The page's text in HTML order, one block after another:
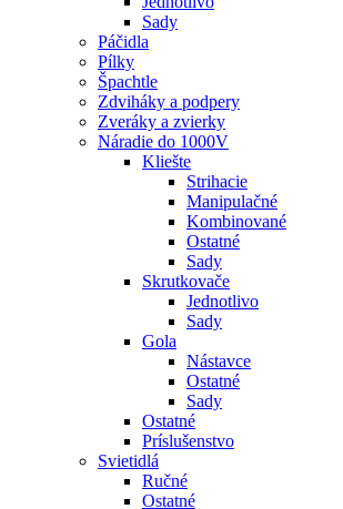
Sady
Páčidla
Pílky
Špachtle
Zdviháky a podpery
Zveráky a zvierky
Náradie do 1000V
Kliešte
Strihacie
Manipulačné
Kombinované
Ostatné
Sady
Skrutkovače
Jednotlivo
Sady
Gola
Nástavce
Ostatné
Sady
Ostatné
Príslušenstvo
Svietidlá
Ručné
Ostatné